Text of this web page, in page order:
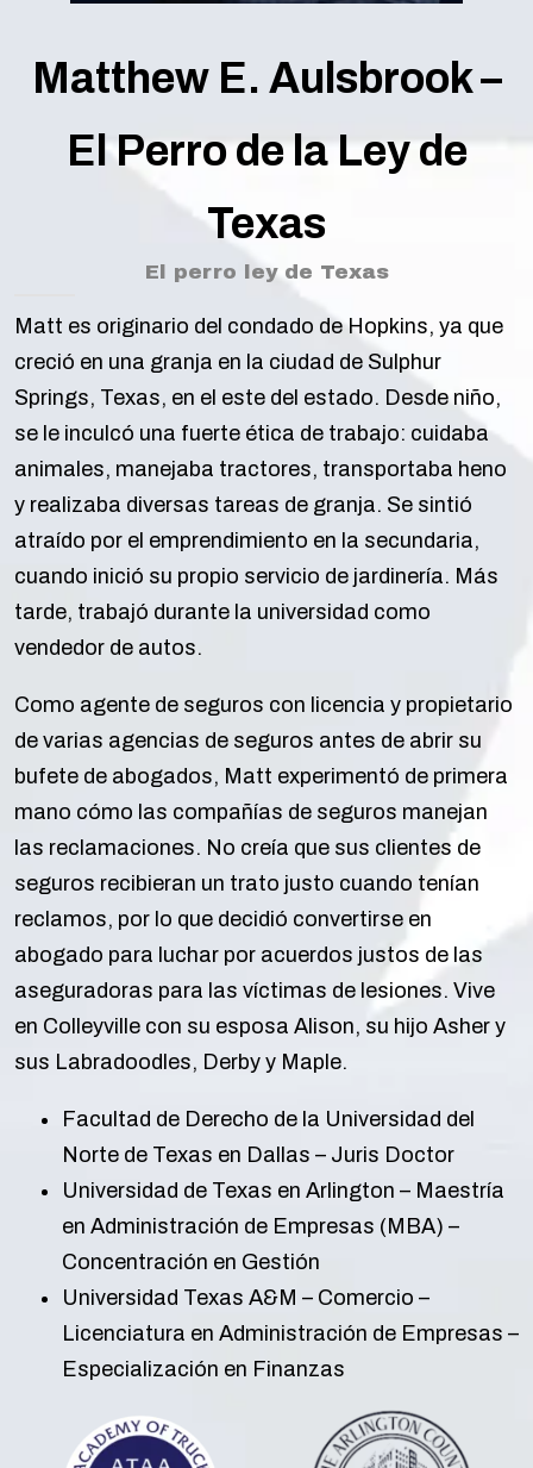
Matthew E. Aulsbrook –
El Perro de la Ley de
Texas
El perro ley de Texas
Matt es originario del condado de Hopkins, ya que
creció en una granja en la ciudad de Sulphur
Springs, Texas, en el este del estado. Desde niño,
se le inculcó una fuerte ética de trabajo: cuidaba
animales, manejaba tractores, transportaba heno
y realizaba diversas tareas de granja. Se sintió
atraído por el emprendimiento en la secundaria,
cuando inició su propio servicio de jardinería. Más
tarde, trabajó durante la universidad como
vendedor de autos.
Como agente de seguros con licencia y propietario
de varias agencias de seguros antes de abrir su
bufete de abogados, Matt experimentó de primera
mano cómo las compañías de seguros manejan
las reclamaciones. No creía que sus clientes de
seguros recibieran un trato justo cuando tenían
reclamos, por lo que decidió convertirse en
abogado para luchar por acuerdos justos de las
aseguradoras para las víctimas de lesiones. Vive
en Colleyville con su esposa Alison, su hijo Asher y
sus Labradoodles, Derby y Maple.
Facultad de Derecho de la Universidad del
Norte de Texas en Dallas – Juris Doctor
Universidad de Texas en Arlington – Maestría
en Administración de Empresas (MBA) –
Concentración en Gestión
Universidad Texas A&M – Comercio –
Licenciatura en Administración de Empresas –
Especialización en Finanzas